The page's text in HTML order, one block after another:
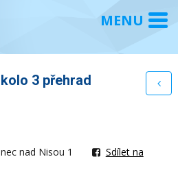
3 přehrad
nad Nisou 1
Sdílet na